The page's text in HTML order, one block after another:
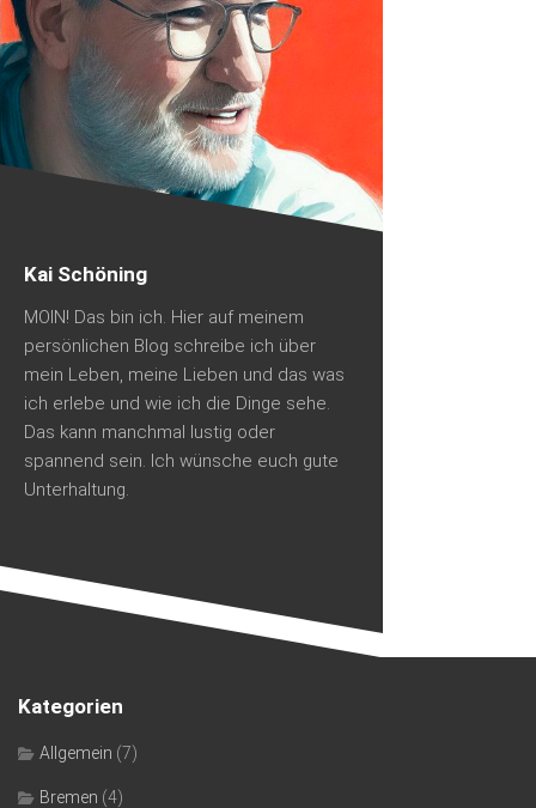
Kai Schöning
MOIN! Das bin ich. Hier auf meinem
persönlichen Blog schreibe ich über
mein Leben, meine Lieben und das was
ich erlebe und wie ich die Dinge sehe.
Das kann manchmal lustig oder
spannend sein. Ich wünsche euch gute
Unterhaltung.
Kategorien
Allgemein (7)
Bremen (4)